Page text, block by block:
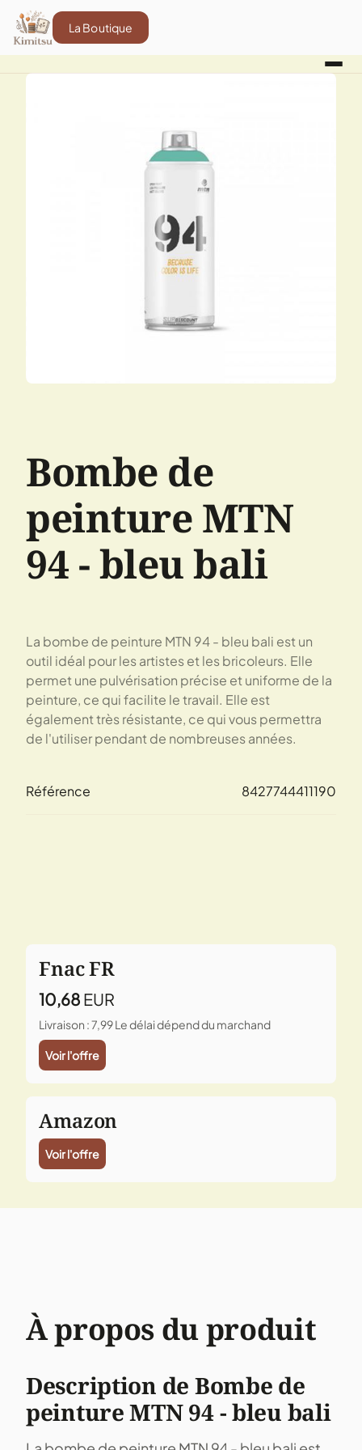
La Boutique
Bombe de
peinture MTN
94 - bleu bali
La bombe de peinture MTN 94 - bleu bali est un
outil idéal pour les artistes et les bricoleurs. Elle
permet une pulvérisation précise et uniforme de la
peinture, ce qui facilite le travail. Elle est
également très résistante, ce qui vous permettra
de l'utiliser pendant de nombreuses années.
Référence 8427744411190
Fnac FR
10,68 EUR
Livraison : 7,99Le délai dépend du marchand
Voir l'offre
Amazon
Voir l'offre
À propos du produit
Description de Bombe de
peinture MTN 94 - bleu bali